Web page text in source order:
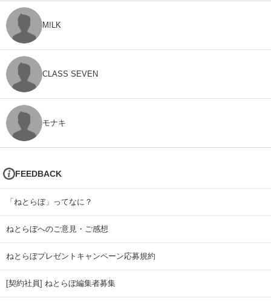
M!LK
CLASS SEVEN
モナキ
FEEDBACK
「ねとらぼ」ってなに？
ねとらぼへのご意見・ご感想
ねとらぼプレゼントキャンペーン応募規約
[契約社員] ねとらぼ編集者募集